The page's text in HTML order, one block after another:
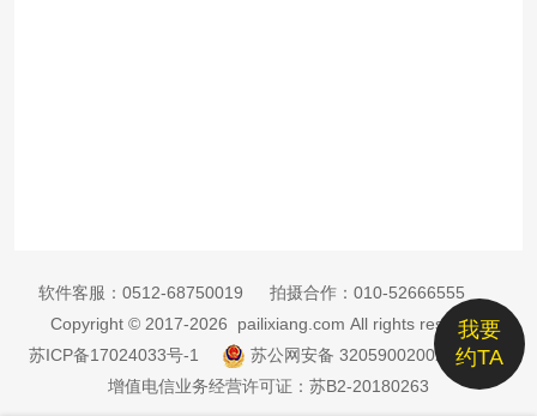
我要
约TA
软件客服： 0512-68750019 拍摄合作： 010-52666555
Copyright © 2017-2026 pailixiang.com All rights reserved
苏ICP备17024033号-1
苏公网安备 32059002002885号
增值电信业务经营许可证：苏B2-20180263